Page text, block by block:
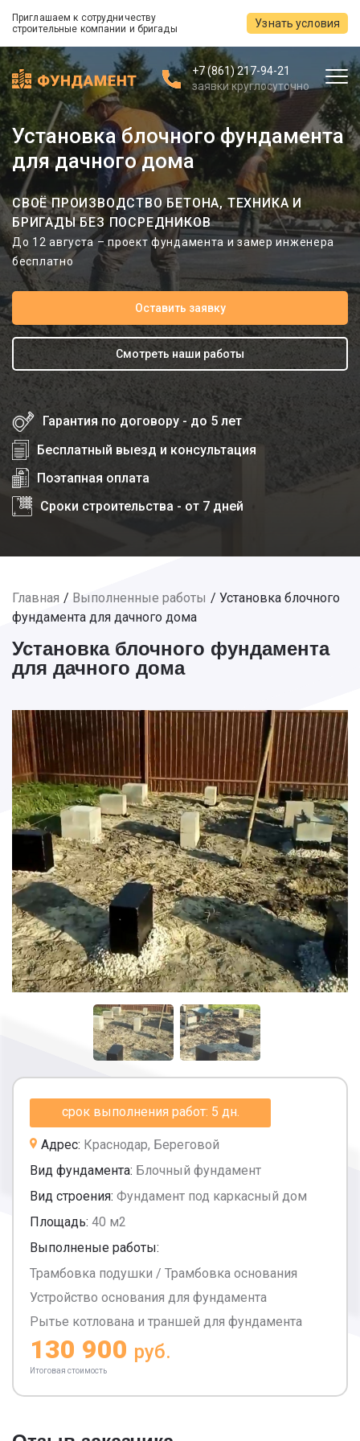
Приглашаем к сотрудничеству
строительные компании и бригады
Узнать условия
+7 (861) 217-94-21
заявки круглосуточно
Установка блочного фундамента
для дачного дома
СВОЁ ПРОИЗВОДСТВО БЕТОНА, ТЕХНИКА И
БРИГАДЫ БЕЗ ПОСРЕДНИКОВ
До 12 августа – проект фундамента и замер инженера
бесплатно
Оставить заявку
Смотреть наши работы
Гарантия по договору - до 5 лет
Бесплатный выезд и консультация
Поэтапная оплата
Сроки строительства - от 7 дней
Главная Выполненные работы
Установка блочного
фундамента для дачного дома
Установка блочного фундамента
для дачного дома
срок выполнения работ: 5 дн.
Адрес: Краснодар, Береговой
Вид фундамента: Блочный фундамент
Вид строения: Фундамент под каркасный дом
Площадь: 40 м2
Выполненые работы:
Трамбовка подушки / Трамбовка основания
Устройство основания для фундамента
Рытье котлована и траншей для фундамента
130 900 руб.
Итоговая стоимость